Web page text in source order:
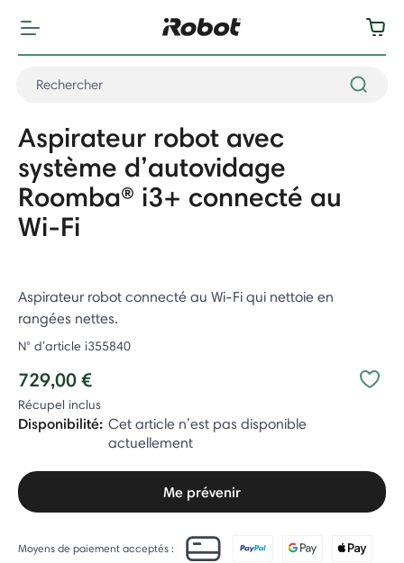
Aspirateur robot avec
système d’autovidage
Roomba® i3+ connecté au
Wi-Fi
Aspirateur robot connecté au Wi-Fi qui nettoie en
rangées nettes.
N° d’article i355840
729,00 €
Récupel inclus
Disponibilité: Cet article n’est pas disponible
actuellement
Me prévenir
Moyens de paiement acceptés :